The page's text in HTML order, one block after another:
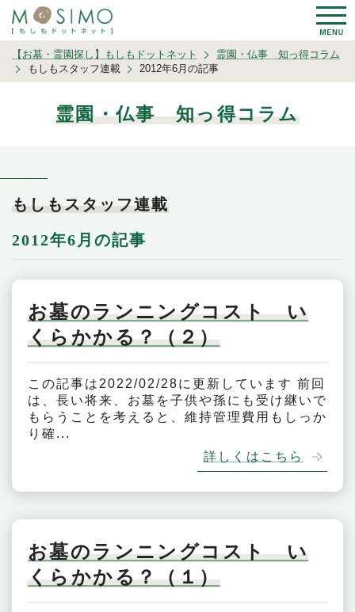
【お墓・霊園探し】もしもドットネット
霊園・仏事 知っ得コラム
もしもスタッフ連載
2012年6月の記事
霊園・仏事 知っ得コラム
もしもスタッフ連載
2012年6月の記事
お墓のランニングコスト い
くらかかる？（２）
この記事は2022/02/28に更新しています 前回
は、長い将来、お墓を子供や孫にも受け継いで
もらうことを考えると、維持管理費用もしっか
り確...
詳しくはこちら
お墓のランニングコスト い
くらかかる？（１）